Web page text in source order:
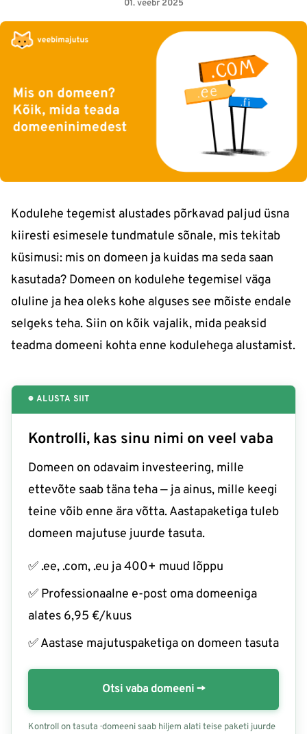
01. veebr 2025
Kodulehe tegemist alustades põrkavad paljud üsna
kiiresti esimesele tundmatule sõnale, mis tekitab
küsimusi: mis on domeen ja kuidas ma seda saan
kasutada? Domeen on kodulehe tegemisel väga
oluline ja hea oleks kohe alguses see mõiste endale
selgeks teha. Siin on kõik vajalik, mida peaksid
teadma domeeni kohta enne kodulehega alustamist.
🌐 ALUSTA SIIT
Kontrolli, kas sinu nimi on veel vaba
Domeen on odavaim investeering, mille
ettevõte saab täna teha — ja ainus, mille keegi
teine võib enne ära võtta. Aastapaketiga tuleb
domeen majutuse juurde tasuta.
✅ .ee, .com, .eu ja 400+ muud lõppu
✅ Professionaalne e-post oma domeeniga
alates 6,95 €/kuus
✅ Aastase majutuspaketiga on domeen tasuta
Otsi vaba domeeni →
Kontroll on tasuta · domeeni saab hiljem alati teise paketi juurde